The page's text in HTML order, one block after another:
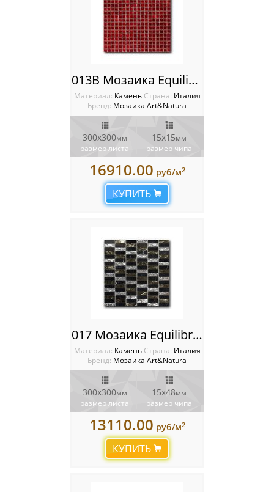
013B Мозаика Equilibrio
Материал: Камень Cтрана: Италия
Бренд: Мозаика Art&Natura
300x300мм
размер листа
15x15мм
размер чипа
16910.00 руб/м2
КУПИТЬ
017 Мозаика Equilibrio
Материал: Камень Cтрана: Италия
Бренд: Мозаика Art&Natura
300x300мм
размер листа
15x48мм
размер чипа
13110.00 руб/м2
КУПИТЬ